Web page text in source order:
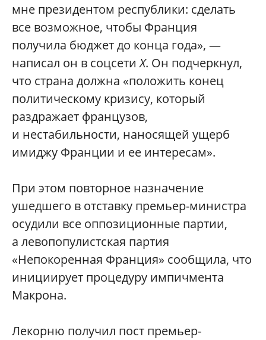
мне президентом республики: сделать
все возможное, чтобы Франция
получила бюджет до конца года», —
написал он в соцсетиХ. Он подчеркнул,
что страна должна «положить конец
политическому кризису, который
раздражает французов,
и нестабильности, наносящей ущерб
имиджу Франции и ее интересам».
При этом повторное назначение
ушедшего в отставку премьер-министра
осудили все оппозиционные партии,
а левопопулистская партия
«Непокоренная Франция» сообщила, что
инициирует процедуру импичмента
Макрона.
Лекорню получил пост премьер-